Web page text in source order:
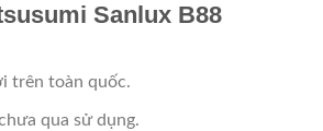
Sanlux B88
trên toàn quốc.
qua sử dụng.